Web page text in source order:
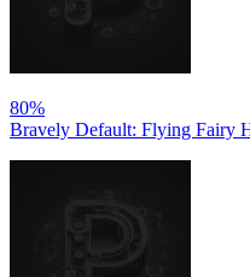
80%
Bravely Default: Flying Fairy